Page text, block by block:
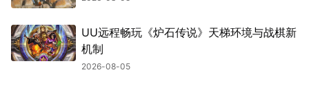
UU远程畅玩《炉石传说》天梯环境与战棋新
机制
2026-08-05